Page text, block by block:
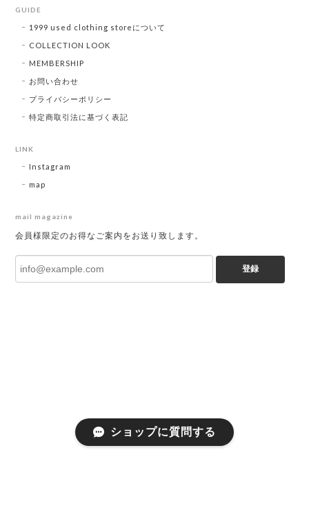
GUIDE
1999 used clothing storeについて
COLLECTION LOOK
MEMBERSHIP
お問い合わせ
プライバシーポリシー
特定商取引法に基づく表記
LINK
Instagram
map
mail magazine
会員様限定のお得なご案内をお送り致します。
登録
ショップに質問する